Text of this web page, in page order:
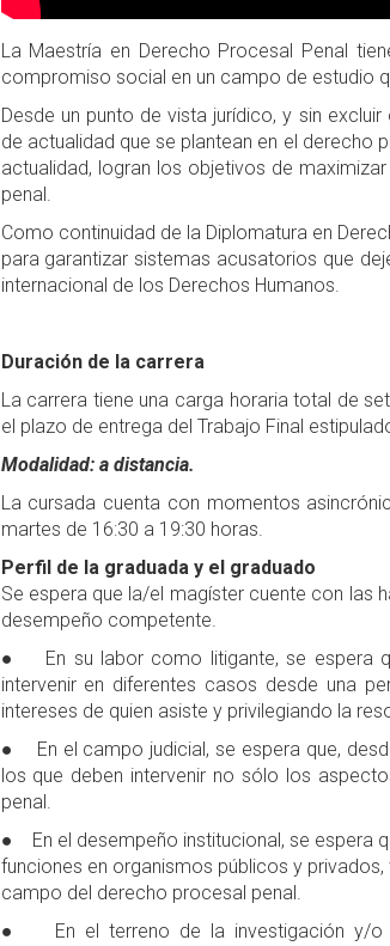
La Maestría en Derecho Procesal Penal
compromiso social en un campo de estudio
Desde un punto de vista jurídico, y sin
de actualidad que se plantean en el derecho
actualidad, logran los objetivos de
penal.
Como continuidad de la Diplomatura en
para garantizar sistemas acusatorios que
internacional de los Derechos Humanos.
Duración de la carrera
La carrera tiene una carga horaria total de
el plazo de entrega del Trabajo Final
Modalidad: a distancia.
La cursada cuenta con momentos
martes de 16:30 a 19:30 horas.
Perfil de la graduada y el graduado
Se espera que la/el magíster cuente con las
desempeño competente.
● En su labor como litigante, se espera
intervenir en diferentes casos desde una
intereses de quien asiste y privilegiando la
● En el campo judicial, se espera que,
los que deben intervenir no sólo los
penal.
● En el desempeño institucional, se espera
funciones en organismos públicos y
campo del derecho procesal penal.
● En el terreno de la investigación y/o